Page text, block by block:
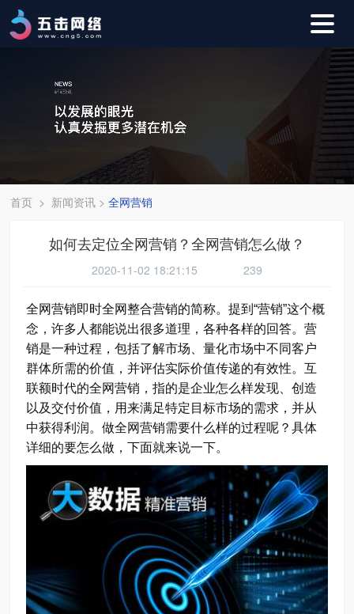
首页 > 新闻资讯 >全网营销
如何去定位全网营销？全网营销怎么做？
2020-11-02 18:21:15 239
全网营销即时全网整合营销的简称。提到“营销”这个概
念，许多人都能说出很多道理，各种各样的回答。营
销是一种过程，包括了解市场、量化市场中不同客户
群体所需的价值，并评估实际价值传递的有效性。互
联额时代的全网营销，指的是企业怎么样发现、创造
以及交付价值，用来满足特定目标市场的需求，并从
中获得利润。做全网营销需要什么样的过程呢？具体
详细的要怎么做，下面就来说一下。